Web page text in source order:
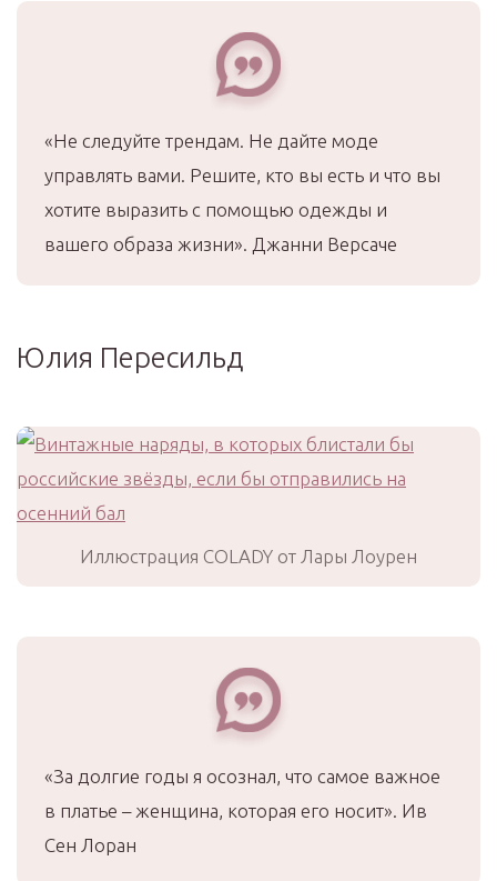
«Не следуйте трендам. Не дайте моде
управлять вами. Решите, кто вы есть и что вы
хотите выразить с помощью одежды и
вашего образа жизни». Джанни Версаче
Юлия Пересильд
Иллюстрация COLADY от Лары Лоурен
«За долгие годы я осознал, что самое важное
в платье – женщина, которая его носит». Ив
Сен Лоран